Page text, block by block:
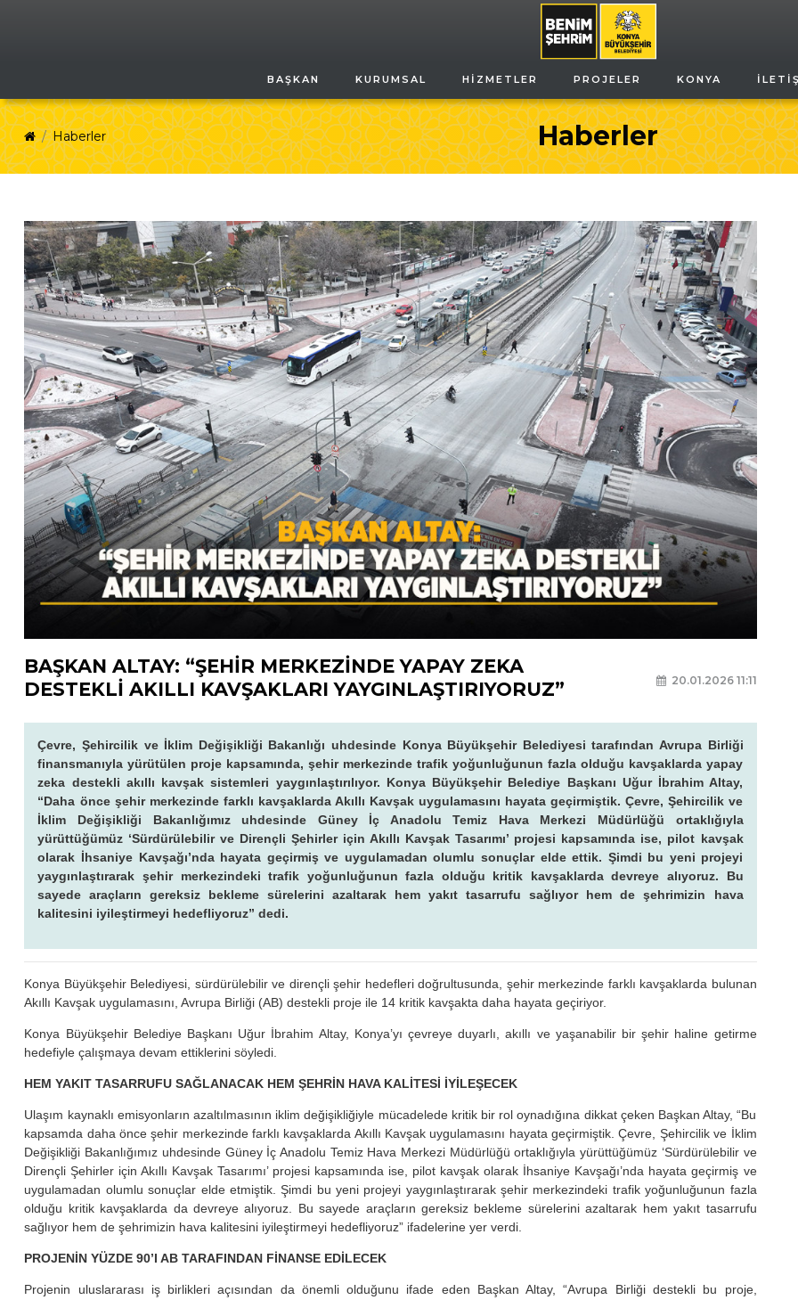
BAŞKAN KURUMSAL HIZMETLER PROJELER KONYA
Haberler
Haberler
BAŞKAN ALTAY: “ŞEHİR MERKEZİNDE YAPAY ZEKA
DESTEKLİ AKILLI KAVŞAKLARI YAYGINLAŞTIRIYORUZ”
20.01.2026 11:11
Çevre, Şehircilik ve İklim Değişikliği Bakanlığı uhdesinde Konya Büyükşehir Belediyesi tarafından Avrupa Birliği
finansmanıyla yürütülen proje kapsamında, şehir merkezinde trafik yoğunluğunun fazla olduğu kavşaklarda yapay
zeka destekli akıllı kavşak sistemleri yaygınlaştırılıyor. Konya Büyükşehir Belediye Başkanı Uğur İbrahim Altay,
“Daha önce şehir merkezinde farklı kavşaklarda Akıllı Kavşak uygulamasını hayata geçirmiştik. Çevre, Şehircilik ve
İklim Değişikliği Bakanlığımız uhdesinde Güney İç Anadolu Temiz Hava Merkezi Müdürlüğü ortaklığıyla
yürüttüğümüz ‘Sürdürülebilir ve Dirençli Şehirler için Akıllı Kavşak Tasarımı’ projesi kapsamında ise, pilot kavşak
olarak İhsaniye Kavşağı’nda hayata geçirmiş ve uygulamadan olumlu sonuçlar elde ettik. Şimdi bu yeni projeyi
yaygınlaştırarak şehir merkezindeki trafik yoğunluğunun fazla olduğu kritik kavşaklarda devreye alıyoruz. Bu
sayede araçların gereksiz bekleme sürelerini azaltarak hem yakıt tasarrufu sağlıyor hem de şehrimizin hava
kalitesini iyileştirmeyi hedefliyoruz” dedi.
Konya Büyükşehir Belediyesi, sürdürülebilir ve dirençli şehir hedefleri doğrultusunda, şehir merkezinde farklı kavşaklarda bulunan
Akıllı Kavşak uygulamasını, Avrupa Birliği (AB) destekli proje ile 14 kritik kavşakta daha hayata geçiriyor.
Konya Büyükşehir Belediye Başkanı Uğur İbrahim Altay, Konya’yı çevreye duyarlı, akıllı ve yaşanabilir bir şehir haline getirme
hedefiyle çalışmaya devam ettiklerini söyledi.
HEM YAKIT TASARRUFU SAĞLANACAK HEM ŞEHRİN HAVA KALİTESİ İYİLEŞECEK
Ulaşım kaynaklı emisyonların azaltılmasının iklim değişikliğiyle mücadelede kritik bir rol oynadığına dikkat çeken Başkan Altay, “Bu
kapsamda daha önce şehir merkezinde farklı kavşaklarda Akıllı Kavşak uygulamasını hayata geçirmiştik. Çevre, Şehircilik ve İklim
Değişikliği Bakanlığımız uhdesinde Güney İç Anadolu Temiz Hava Merkezi Müdürlüğü ortaklığıyla yürüttüğümüz ‘Sürdürülebilir ve
Dirençli Şehirler için Akıllı Kavşak Tasarımı’ projesi kapsamında ise, pilot kavşak olarak İhsaniye Kavşağı’nda hayata geçirmiş ve
uygulamadan olumlu sonuçlar elde etmiştik. Şimdi bu yeni projeyi yaygınlaştırarak şehir merkezindeki trafik yoğunluğunun fazla
olduğu kritik kavşaklarda da devreye alıyoruz. Bu sayede araçların gereksiz bekleme sürelerini azaltarak hem yakıt tasarrufu
sağlıyor hem de şehrimizin hava kalitesini iyileştirmeyi hedefliyoruz” ifadelerine yer verdi.
PROJENİN YÜZDE 90’I AB TARAFINDAN FİNANSE EDİLECEK
Projenin uluslararası iş birlikleri açısından da önemli olduğunu ifade eden Başkan Altay, “Avrupa Birliği destekli bu proje,